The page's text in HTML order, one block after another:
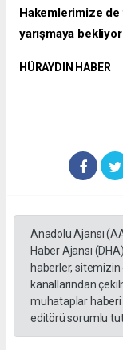
Hakemlerimize
yarışmaya
HÜRAYDIN HABER
Anadolu Ajansı
Haber Ajansı
haberler,
kanallarından
muhataplar
editörü sorumlu